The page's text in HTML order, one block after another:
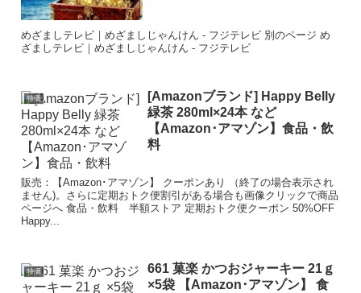
めざましテレビ｜めざましじゃんけん - フジテレビ 別のページ め
ざましテレビ｜めざましじゃんけん - フジテレビ
特価
[Amazonブランド] Happy Belly
緑茶 280ml×24本 など
【Amazon･アマゾン】食品・飲
料
販売：【Amazon･アマゾン】 クーポンあり （終了の場合表示され
ません)。さらに定期おトク便割引がある場合も画像クリックで商品
ページへ 食品・飲料 半額ストア 定期おトク便クーポン 50%OFF
Happy...
特価
661 菓楽 かつおジャーキー 21ｇ
×5袋 【Amazon･アマゾン】 食